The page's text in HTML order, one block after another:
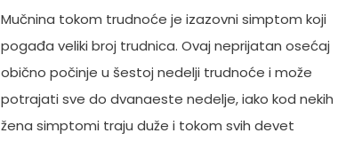
Mučnina tokom trudnoće je izazovni simptom koji
pogađa veliki broj trudnica. Ovaj neprijatan osećaj
obično počinje u šestoj nedelji trudnoće i može
potrajati sve do dvanaeste nedelje, iako kod nekih
žena simptomi traju duže i tokom svih devet